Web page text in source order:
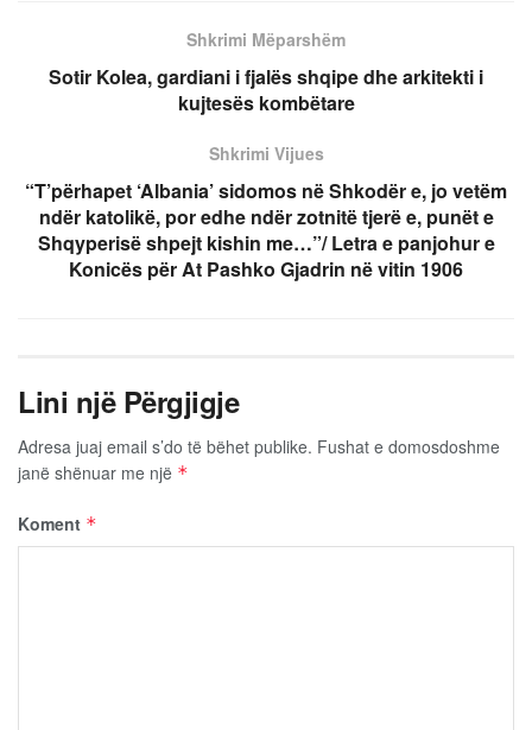
Shkrimi Mëparshëm
Sotir Kolea, gardiani i fjalës shqipe dhe arkitekti i
kujtesës kombëtare
Shkrimi Vijues
“T’përhapet ‘Albania’ sidomos në Shkodër e, jo vetëm
ndër katolikë, por edhe ndër zotnitë tjerë e, punët e
Shqyperisë shpejt kishin me…”/ Letra e panjohur e
Konicës për At Pashko Gjadrin në vitin 1906
Lini një Përgjigje
Adresa juaj email s’do të bëhet publike. Fushat e domosdoshme
janë shënuar me një *
Koment *